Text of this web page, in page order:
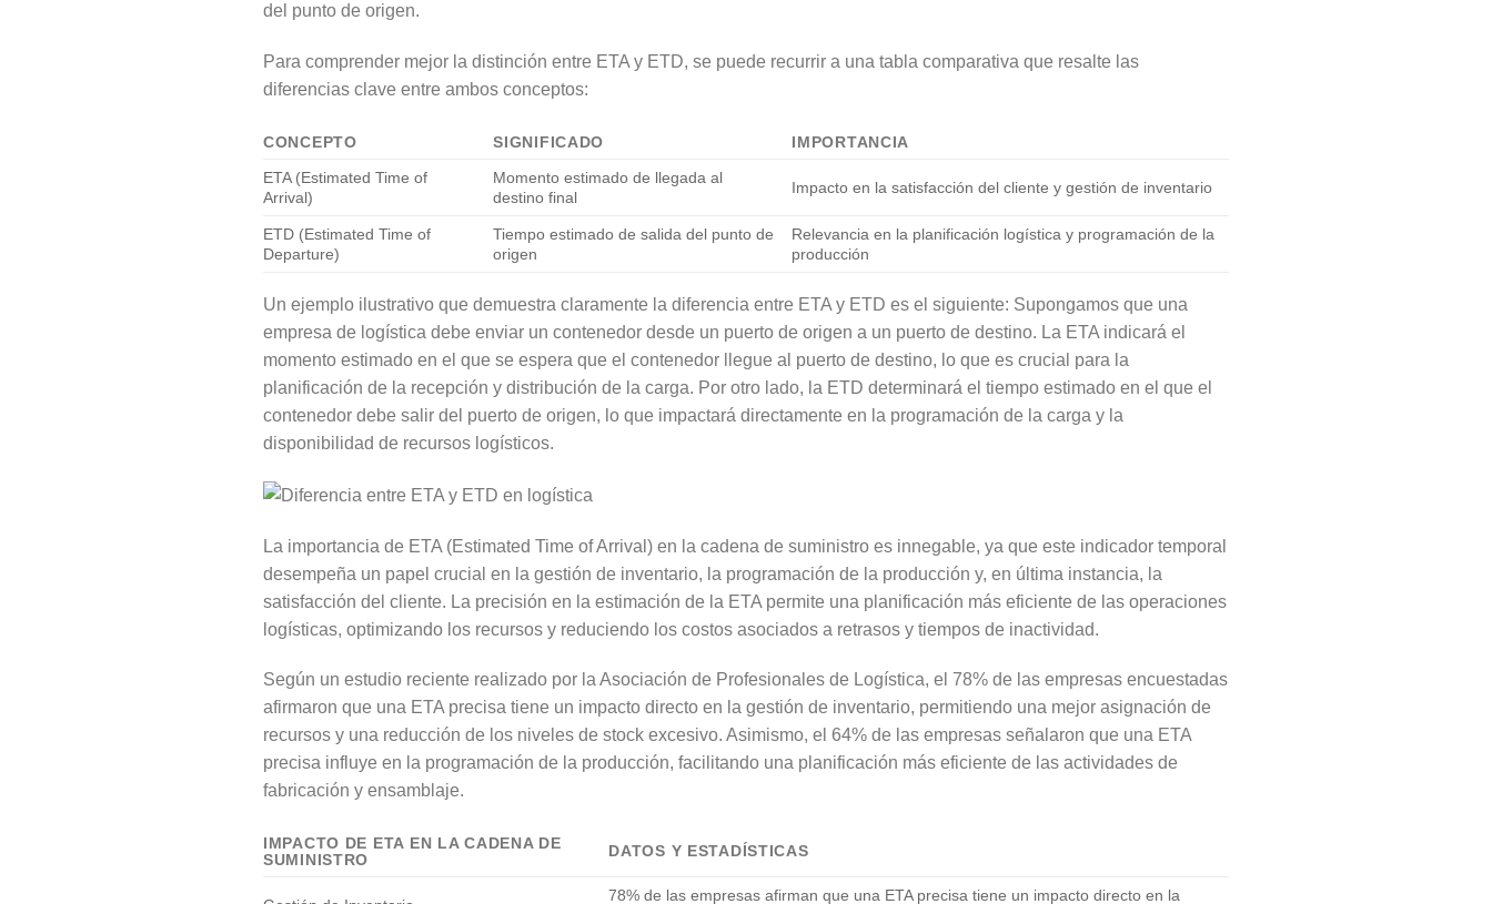
del punto de origen.
Para comprender mejor la distinción entre ETA y ETD, se puede recurrir a una tabla comparativa que resalte las
diferencias clave entre ambos conceptos:
CONCEPTO SIGNIFICADO
IMPORTANCIA
ETA (Estimated Time of
Arrival)
Momento estimado de llegada al
destino final
Impacto en la satisfacción del cliente y gestión de inventario
ETD (Estimated Time of
Departure)
Tiempo estimado de salida del punto de
origen
Relevancia en la planificación logística y programación de la
producción
Un ejemplo ilustrativo que demuestra claramente la diferencia entre ETA y ETD es el siguiente: Supongamos que una
empresa de logística debe enviar un contenedor desde un puerto de origen a un puerto de destino. La ETA indicará el
momento estimado en el que se espera que el contenedor llegue al puerto de destino, lo que es crucial para la
planificación de la recepción y distribución de la carga. Por otro lado, la ETD determinará el tiempo estimado en el que el
contenedor debe salir del puerto de origen, lo que impactará directamente en la programación de la carga y la
disponibilidad de recursos logísticos.
La importancia de ETA (Estimated Time of Arrival) en la cadena de suministro es innegable, ya que este indicador temporal
desempeña un papel crucial en la gestión de inventario, la programación de la producción y, en última instancia, la
satisfacción del cliente. La precisión en la estimación de la ETA permite una planificación más eficiente de las operaciones
logísticas, optimizando los recursos y reduciendo los costos asociados a retrasos y tiempos de inactividad.
Según un estudio reciente realizado por la Asociación de Profesionales de Logística, el 78% de las empresas encuestadas
afirmaron que una ETA precisa tiene un impacto directo en la gestión de inventario, permitiendo una mejor asignación de
recursos y una reducción de los niveles de stock excesivo. Asimismo, el 64% de las empresas señalaron que una ETA
precisa influye en la programación de la producción, facilitando una planificación más eficiente de las actividades de
fabricación y ensamblaje.
IMPACTO DE ETA EN LA CADENA DE
SUMINISTRO
DATOS Y ESTADÍSTICAS
78% de las empresas afirman que una ETA precisa tiene un impacto directo en la